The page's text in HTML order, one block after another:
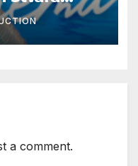
a comment.